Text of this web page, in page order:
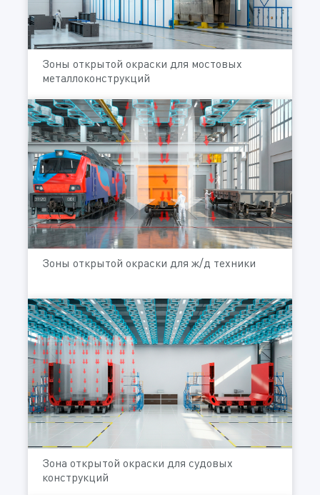
Зоны открытой окраски для мостовых
металлоконструкций
Зоны открытой окраски для ж/д техники
Зона открытой окраски для судовых
конструкций